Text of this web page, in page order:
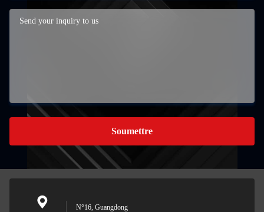
Soumettre
N°16, Guangdong